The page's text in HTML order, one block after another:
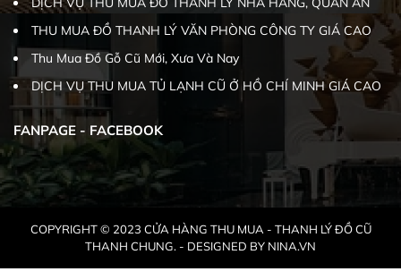
THU MUA ĐỒ THANH LÝ VĂN PHÒNG CÔNG TY GIÁ CAO
Thu Mua Đồ Gỗ Cũ Mới, Xưa Và Nay
DỊCH VỤ THU MUA TỦ LẠNH CŨ Ở HỒ CHÍ MINH GIÁ CAO
FANPAGE - FACEBOOK
COPYRIGHT © 2023 CỬA HÀNG THU MUA - THANH LÝ ĐỒ CŨ
THANH CHUNG. - DESIGNED BY NINA.VN